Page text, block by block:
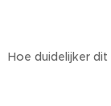
Hoe duidelijker